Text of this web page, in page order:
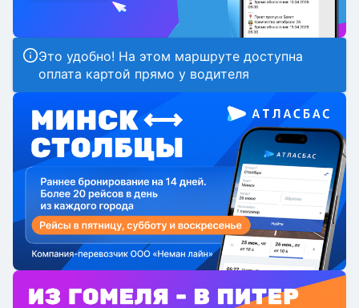
Это удобно! На этом маршруте доступна
оплата картой прямо у водителя